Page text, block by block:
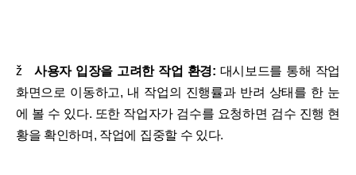
ž 사용자 입장을 고려한 작업 환경: 대시보드를 통해 작업
화면으로 이동하고, 내 작업의 진행률과 반려 상태를 한 눈
에 볼 수 있다. 또한 작업자가 검수를 요청하면 검수 진행 현
황을 확인하며, 작업에 집중할 수 있다.